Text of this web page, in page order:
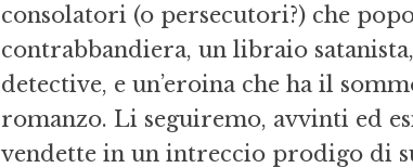
consolatori (o persecutori?) che
contrabbandiera, un libraio
detective, e un’eroina che ha il
romanzo. Li seguiremo, avvinti ed
vendette in un intreccio prodigo di